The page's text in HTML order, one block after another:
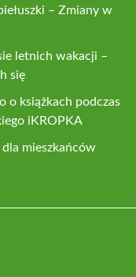
– Zmiany w
letnich wakacji –
się
o książkach podczas
iKROPKA
mieszkańców